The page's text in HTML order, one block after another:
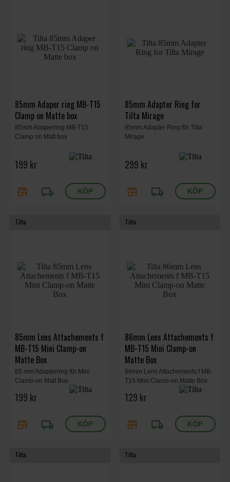
85mm Adaper ring MB-T15
Clamp on Matte box
85mm Adaperring MB-T15
Clamp on Matt box
199 kr
store local_shipping
85mm Adapter Ring for
Tilta Mirage
85mm Adapter Ring för Tilta
Mirage
299 kr
store local_shipping
Tilta
85mm Lens Attachements f
MB-T15 Mini Clamp-on
Matte Box
85 mm Adapterring för Mini
Clamp-on Matt Box
199 kr
store local_shipping
Tilta
86mm Lens Attachements f
MB-T15 Mini Clamp-on
Matte Box
86mm Lens Attachements f MB-
T15 Mini Clamp-on Matte Box
129 kr
store local_shipping
Tilta Tilta